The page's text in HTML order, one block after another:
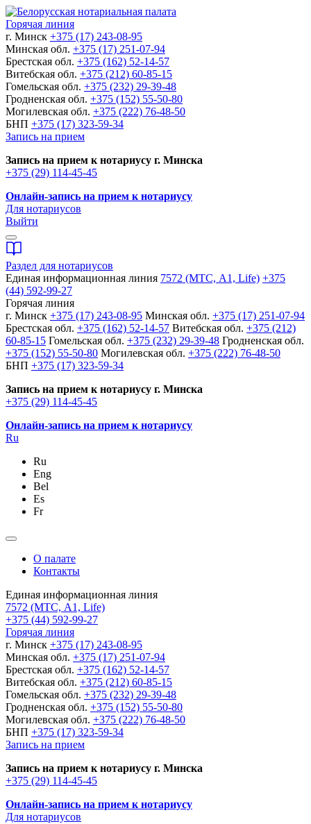
Горячая линия
г. Минск +375 (17) 243-08-95
Минская обл. +375 (17) 251-07-94
Брестская обл. +375 (162) 52-14-57
Витебская обл. +375 (212) 60-85-15
Гомельская обл. +375 (232) 29-39-48
Гродненская обл. +375 (152) 55-50-80
Могилевская обл. +375 (222) 76-48-50
БНП +375 (17) 323-59-34
Запись на прием
Запись на прием к нотариусу г. Минска
+375 (29) 114-45-45
Онлайн-запись на прием к нотариусу
Для нотариусов
Выйти
Раздел для нотариусов
Единая информационная линия 7572 (МТС, A1, Life) +375
(44) 592-99-27
Горячая линия
г. Минск +375 (17) 243-08-95 Минская обл. +375 (17) 251-07-94
Брестская обл. +375 (162) 52-14-57 Витебская обл. +375 (212)
60-85-15 Гомельская обл. +375 (232) 29-39-48 Гродненская обл.
+375 (152) 55-50-80 Могилевская обл. +375 (222) 76-48-50
БНП +375 (17) 323-59-34
Запись на прием к нотариусу г. Минска
+375 (29) 114-45-45
Онлайн-запись на прием к нотариусу
Ru
Ru
Eng
Bel
Es
Fr
О палате
Контакты
Единая информационная линия
7572 (МТС, A1, Life)
+375 (44) 592-99-27
Горячая линия
г. Минск +375 (17) 243-08-95
Минская обл. +375 (17) 251-07-94
Брестская обл. +375 (162) 52-14-57
Витебская обл. +375 (212) 60-85-15
Гомельская обл. +375 (232) 29-39-48
Гродненская обл. +375 (152) 55-50-80
Могилевская обл. +375 (222) 76-48-50
БНП +375 (17) 323-59-34
Запись на прием
Запись на прием к нотариусу г. Минска
+375 (29) 114-45-45
Онлайн-запись на прием к нотариусу
Для нотариусов